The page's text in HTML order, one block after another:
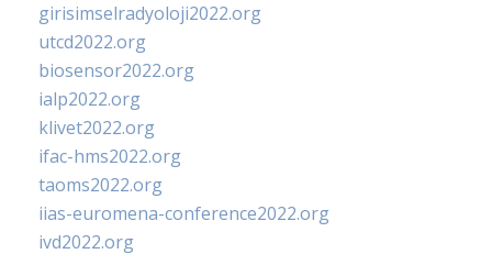
girisimselradyoloji2022.org
utcd2022.org
biosensor2022.org
ialp2022.org
klivet2022.org
ifac-hms2022.org
taoms2022.org
iias-euromena-conference2022.org
ivd2022.org